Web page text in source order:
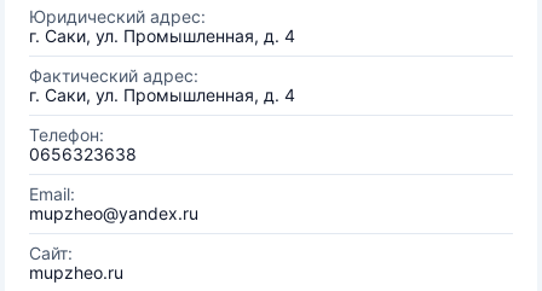
Юридический адрес:
г. Саки, ул. Промышленная, д. 4
Фактический адрес:
г. Саки, ул. Промышленная, д. 4
Телефон:
0656323638
Email:
mupzheo@yandex.ru
Сайт:
mupzheo.ru